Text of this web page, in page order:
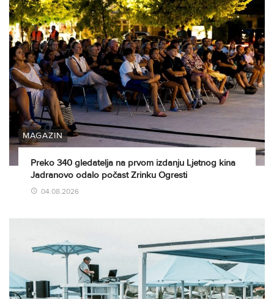
MAGAZIN
Preko 340 gledatelja na prvom izdanju Ljetnog kina
Jadranovo odalo počast Zrinku Ogresti
04.08.2026